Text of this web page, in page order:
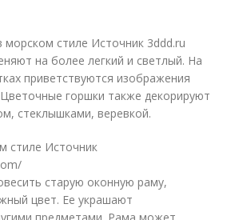
морском стиле Источник 3ddd.ru
на более легкий и светлый. На
приветствуются изображения
горшки также декорируют
стеклышками, веревкой.
стиле Источник
старую оконную раму,
цвет. Ее украшают
предметами. Рама может